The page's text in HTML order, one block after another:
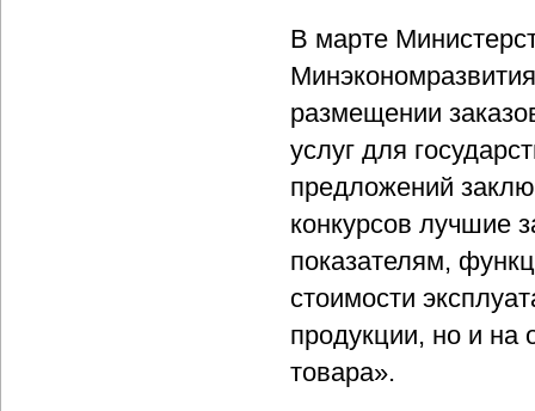
В марте
размещении
услуг для
предложений
конкурсов лучшие
показателям,
стоимости
продукции, но и на
товара».